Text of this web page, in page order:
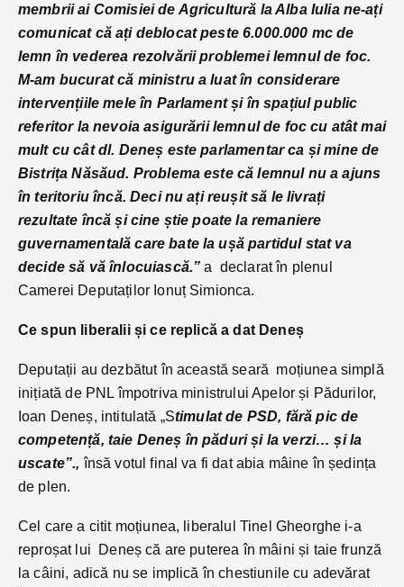
membrii ai Comisiei de Agricultură la Alba Iulia ne-ați
comunicat că ați deblocat peste 6.000.000 mc de
lemn în vederea rezolvării problemei lemnul de foc.
M-am bucurat că ministru a luat în considerare
intervențiile mele în Parlament și în spațiul public
referitor la nevoia asigurării lemnul de foc cu atât mai
mult cu cât dl. Deneș este parlamentar ca și mine de
Bistrița Năsăud. Problema este că lemnul nu a ajuns
în teritoriu încă. Deci nu ați reușit să le livrați
rezultate încă și cine știe poate la remaniere
guvernamentală care bate la ușă partidul stat va
decide să vă înlocuiască.” a declarat în plenul
Camerei Deputaților Ionuț Simionca.
Ce spun liberalii și ce replică a dat Deneș
Deputații au dezbătut în această seară moțiunea simplă
inițiată de PNL împotriva ministrului Apelor și Pădurilor,
Ioan Deneș, intitulată „Stimulat de PSD, fără pic de
competență, taie Deneș în păduri și la verzi… și la
uscate”.,însă votul final va fi dat abia mâine în ședința
de plen.
Cel care a citit moțiunea, liberalul Tinel Gheorghe i-a
reproșat lui Deneș că are puterea în mâini și taie frunză
la câini, adică nu se implică în chestiunile cu adevărat